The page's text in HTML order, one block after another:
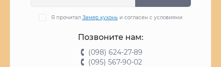
Я прочитал Замер кухоньи согласен с условиями
Позвоните нам:
(098) 624-27-89
(095) 567-90-02